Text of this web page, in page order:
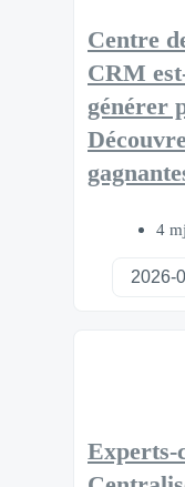
Centre
CRM
générer
4
Experts-